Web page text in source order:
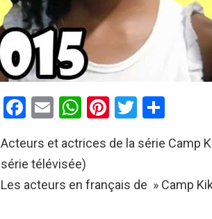
F
ce
b
o
E
ail
W
at
s
A
Pi
er
es
t
T
tt
er
ta
g
er
Acteurs et actrices de la série Camp
série télévisée)
Les acteurs en français de » Camp